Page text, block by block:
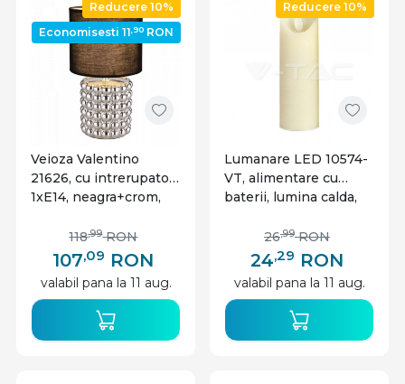
Reducere 10%
Economisesti 11,90 RON
Veioza Valentino
21626, cu intrerupator,
1xE14, neagra+crom,
107,09 RON
118,99 RON
valabil pana la 11 aug.
Reducere 10%
Lumanare LED 10574-
VT, alimentare cu
baterii, lumina calda,
24,29 RON
26,99 RON
valabil pana la 11 aug.